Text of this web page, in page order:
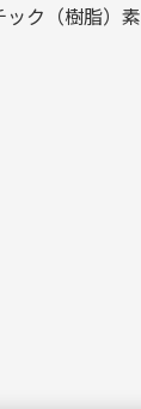
ク（樹脂）素